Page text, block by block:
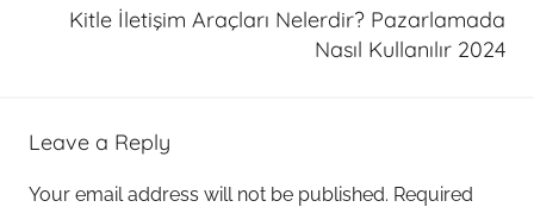
Kitle İletişim Araçları Nelerdir? Pazarlamada
Nasıl Kullanılır 2024
Leave a Reply
Your email address will not be published. Required